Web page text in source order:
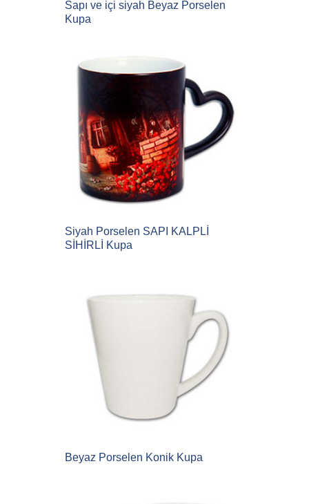
Sapı ve içi siyah Beyaz Porselen
Kupa
Siyah Porselen SAPI KALPLİ
SİHİRLİ Kupa
Beyaz Porselen Konik Kupa